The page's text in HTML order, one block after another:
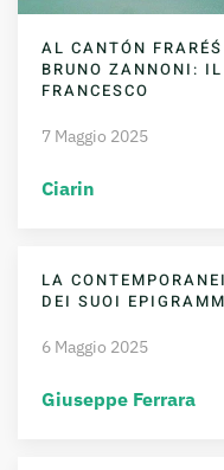
AL CANTÓN FRARÉŚ
BRUNO ZANNONI:
FRANCESCO
7 Maggio 2025
Ciarin
LA
DEI SUOI
6 Maggio 2025
Giuseppe Ferrara